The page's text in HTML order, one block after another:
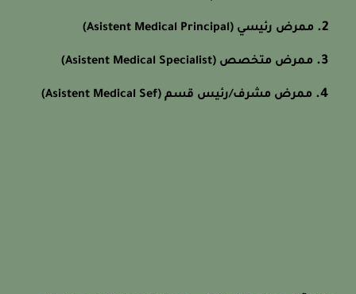
ممرض رئيسي (Asistent Medical Principal)
ممرض متخصص (Asistent Medical Specialist)
ممرض مشرف/رئيس قسم (Asistent Medical Sef)